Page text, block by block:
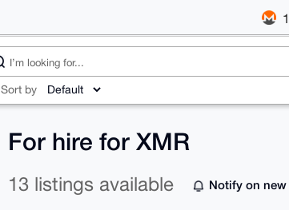
Sort by
For hire for XMR
13 listings available Notify on